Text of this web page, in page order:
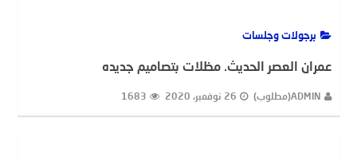
برجولات وجلسات
عمران العصر الحديث. مظلات بتصاميم جديده
ADMIN(مطلوب) 26 نوفمبر، 2020 1683